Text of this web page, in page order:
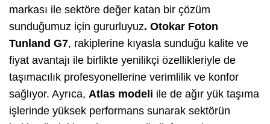
markası ile sektöre değer katan bir çözüm
sunduğumuz için gururluyuz. Otokar Foton
Tunland G7, rakiplerine kıyasla sunduğu kalite ve
fiyat avantajı ile birlikte yenilikçi özellikleriyle de
taşımacılık profesyonellerine verimlilik ve konfor
sağlıyor. Ayrıca, Atlas modeli ile de ağır yük taşıma
işlerinde yüksek performans sunarak sektörün